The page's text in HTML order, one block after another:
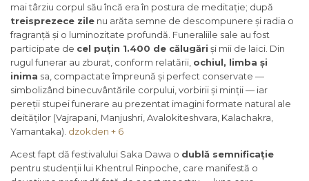
mai târziu corpul său încă era în postura de meditație; după
treisprezece zile nu arăta semne de descompunere și radia o
fragranță și o luminozitate profundă. Funeraliile sale au fost
participate de cel puțin 1.400 de călugări și mii de laici. Din
rugul funerar au zburat, conform relatării, ochiul, limba și
inima sa, compactate împreună și perfect conservate —
simbolizând binecuvântările corpului, vorbirii și minții — iar
pereții stupei funerare au prezentat imagini formate natural ale
deităților (Vajrapani, Manjushri, Avalokiteshvara, Kalachakra,
Yamantaka). dzokden + 6
Acest fapt dă festivalului Saka Dawa o dublă semnificație
pentru studenții lui Khentrul Rinpoche, care manifestă o